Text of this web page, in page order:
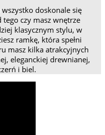
doskonale się
czy masz wnętrze
klasycznym stylu, w
ramkę, która spełni
masz kilka atrakcyjnych
eleganckiej drewnianej,
i biel.